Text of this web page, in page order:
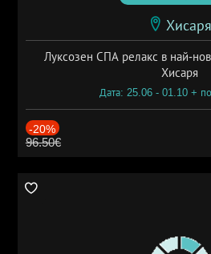
Хисаря
Луксозен СПА релакс в най-
Хисаря
Дата: 25.06 - 01.10 +
-20%
96.50€